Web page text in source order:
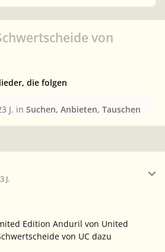
von
die folgen
3 J. inSuchen, Anbieten, Tauschen
3 J.
Edition Anduril von United
von UC dazu